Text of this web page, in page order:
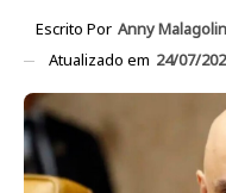
Escrito Por Anny
Atualizado em 24/07/